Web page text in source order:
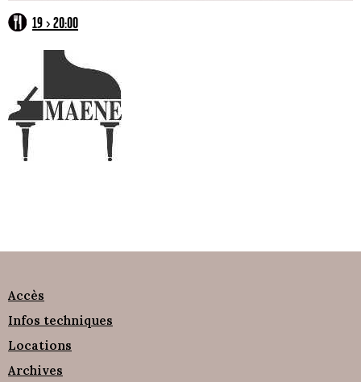
19 > 20:00
Accès
Infos techniques
Locations
Archives